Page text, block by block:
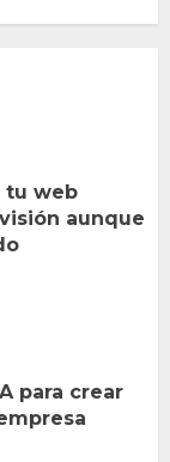
tu web
aunque
para crear